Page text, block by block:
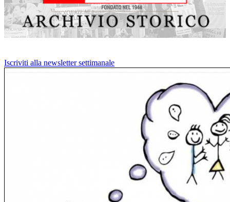
Iscriviti alla newsletter settimanale